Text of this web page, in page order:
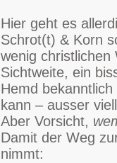
Hier geht es
Schrot(t) & Korn
wenig
Sichtweite, ein
Hemd
kann – ausser
Aber Vorsicht,
Damit der Weg
nimmt: